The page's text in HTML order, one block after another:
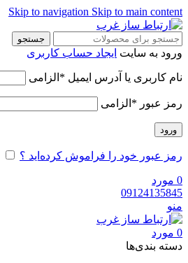
Skip to navigation Skip to main content
جستجو
ورود به سایت ایجاد حساب کاربری
نام کاربری یا آدرس ایمیل * الزامی
رمز عبور * الزامی
ورود
رمز عبور خود را فراموش کرده‌اید ؟
0 مورد
09124135845
منو
0 مورد
دسته‌ بندی‌ها